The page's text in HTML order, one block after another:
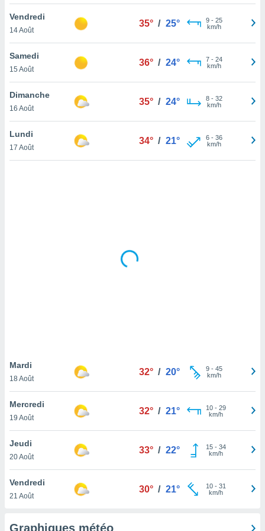
votre
à
en
le
notre
que
et que
Vendredi
14 Août
35° / 25° 9- 25
km/h
Samedi
15 Août
36° / 24° 7- 24
km/h
Dimanche
16 Août
35° / 24° 8- 32
km/h
Lundi
17 Août
34° / 21° 6- 36
km/h
Mardi
18 Août
32° / 20° 9- 45
km/h
Mercredi
19 Août
32° / 21° 10- 29
km/h
Jeudi
20 Août
33° / 22° 15- 34
km/h
Vendredi
21 Août
30° / 21° 10- 31
km/h
Graphiques météo